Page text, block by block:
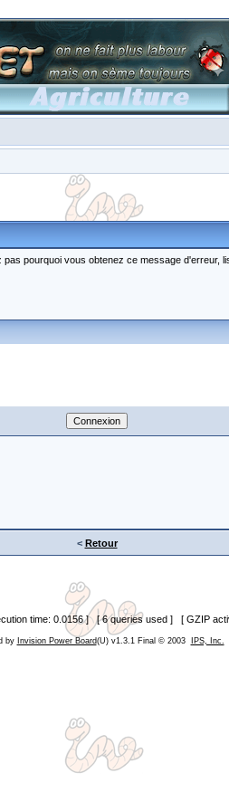
pourquoi vous obtenez ce message d'erreur,
< Retour
time: 0.0156 ] [ 6 queries used ] [ GZIP
by Invision Power Board(U) v1.3.1 Final © 2003 IPS, Inc.